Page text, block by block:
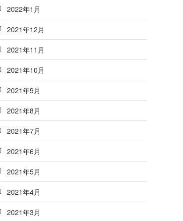
2022年1月
2021年12月
2021年11月
2021年10月
2021年9月
2021年8月
2021年7月
2021年6月
2021年5月
2021年4月
2021年3月